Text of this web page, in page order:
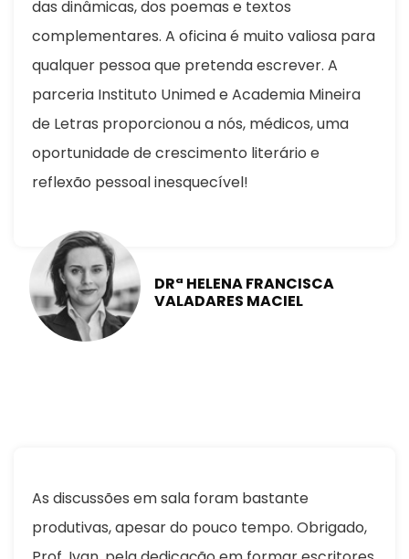
das dinâmicas, dos poemas e textos
complementares. A oficina é muito valiosa para
qualquer pessoa que pretenda escrever. A
parceria Instituto Unimed e Academia Mineira
de Letras proporcionou a nós, médicos, uma
oportunidade de crescimento literário e
reflexão pessoal inesquecível!
DRª HELENA FRANCISCA
VALADARES MACIEL
As discussões em sala foram bastante
produtivas, apesar do pouco tempo. Obrigado,